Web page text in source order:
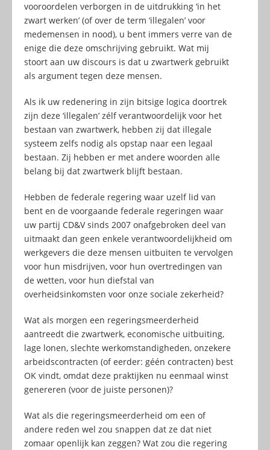
vooroordelen verborgen in de uitdrukking ‘in het
zwart werken’ (of over de term ‘illegalen’ voor
medemensen in nood), u bent immers verre van de
enige die deze omschrijving gebruikt. Wat mij
stoort aan uw discours is dat u zwartwerk gebruikt
als argument tegen deze mensen.
Als ik uw redenering in zijn bitsige logica doortrek
zijn deze ‘illegalen’ zélf verantwoordelijk voor het
bestaan van zwartwerk, hebben zij dat illegale
systeem zelfs nodig als opstap naar een legaal
bestaan. Zij hebben er met andere woorden alle
belang bij dat zwartwerk blijft bestaan.
Hebben de federale regering waar uzelf lid van
bent en de voorgaande federale regeringen waar
uw partij CD&V sinds 2007 onafgebroken deel van
uitmaakt dan geen enkele verantwoordelijkheid om
werkgevers die deze mensen uitbuiten te vervolgen
voor hun misdrijven, voor hun overtredingen van
de wetten, voor hun diefstal van
overheidsinkomsten voor onze sociale zekerheid?
Wat als morgen een regeringsmeerderheid
aantreedt die zwartwerk, economische uitbuiting,
lage lonen, slechte werkomstandigheden, onzekere
arbeidscontracten (of eerder: géén contracten) best
OK vindt, omdat deze praktijken nu eenmaal winst
genereren (voor de juiste personen)?
Wat als die regeringsmeerderheid om een of
andere reden wel zou snappen dat ze dat niet
zomaar openlijk kan zeggen? Wat zou die regering